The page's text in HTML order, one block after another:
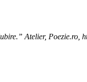
Atelier, Poezie.ro,